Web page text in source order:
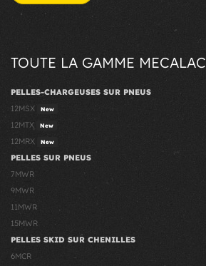
TOUTE LA GAMME MECALAC
PELLES-CHARGEUSES SUR PNEUS
12MSX
New
12MTX New
12MRX New
PELLES SUR PNEUS
7MWR
9MWR
11MWR
15MWR
PELLES SKID SUR CHENILLES
6MCR